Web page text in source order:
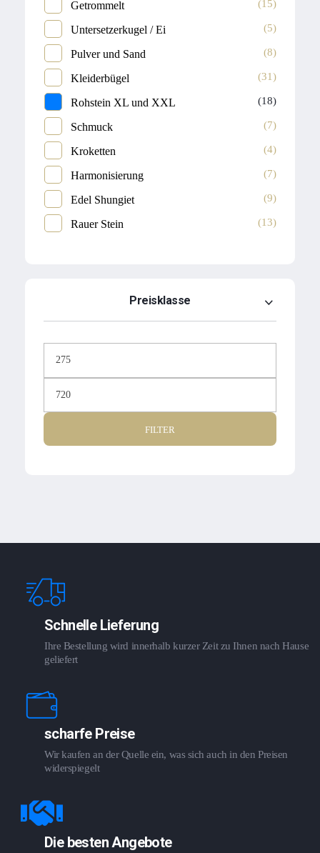
Getrommelt (15)
Untersetzerkugel / Ei (5)
Pulver und Sand (8)
Kleiderbügel (31)
Rohstein XL und XXL (18)
Schmuck (7)
Kroketten (4)
Harmonisierung (7)
Edel Shungiet (9)
Rauer Stein (13)
Preisklasse
FILTER
Schnelle Lieferung
Ihre Bestellung wird innerhalb kurzer Zeit zu Ihnen nach Hause
geliefert
scharfe Preise
Wir kaufen an der Quelle ein, was sich auch in den Preisen
widerspiegelt
Die besten Angebote